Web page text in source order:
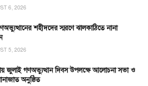
6, 2026
শহীদদের স্মরণে ঝালকাঠিতে নানা
5, 2026
জুলাই গণঅভ্যুত্থান দিবস উপলক্ষে আলোচনা সভা ও
অনুষ্ঠিত